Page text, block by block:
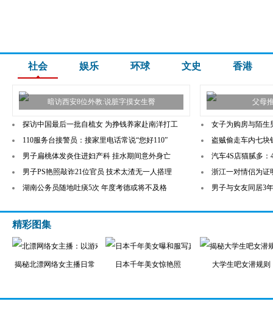
社会 娱乐 环球 文史 香港
暗访西安8位外教:说脏字摸女生臀 父母
探访中国最后一批自梳女 为挣钱养家赴南洋打工
110服务台接警员：接家里电话常说“您好110”
男子扁桃体发炎住进妇产科 挂水期间意外身亡
男子PS艳照敲诈21位官员 技术太渣无一人搭理
湖南公务员随地吐痰5次 年度考德或将不及格
女子为购房与陌生
盗贼偷走车内七块
汽车4S店猫腻多：
浙江一对情侣为证
男子与女友同居3
精彩图集
揭秘北漂网络女主播日常 日本千年美女惊艳照 大学生吧女潜规则